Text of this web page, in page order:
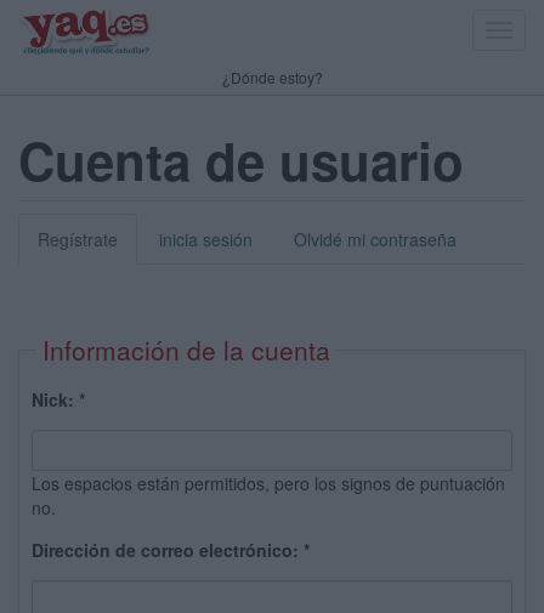
¿Dónde estoy?
Cuenta de usuario
Regístrate inicia sesión Olvidé mi contraseña
Información de la cuenta
Nick: *
Los espacios están permitidos, pero los signos de puntuación
no.
Dirección de correo electrónico: *